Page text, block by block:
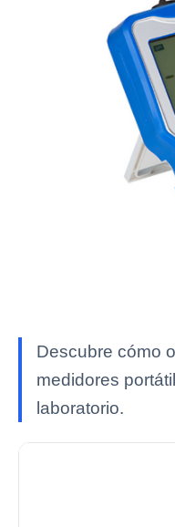
Descubre cómo
medidores
laboratorio.